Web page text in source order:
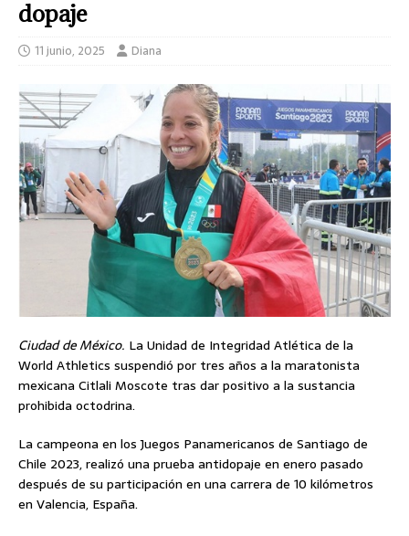
dopaje
11 junio, 2025 Diana
Ciudad de México. La Unidad de Integridad Atlética de la
World Athletics suspendió por tres años a la maratonista
mexicana Citlali Moscote tras dar positivo a la sustancia
prohibida octodrina.
La campeona en los Juegos Panamericanos de Santiago de
Chile 2023, realizó una prueba antidopaje en enero pasado
después de su participación en una carrera de 10 kilómetros
en Valencia, España.